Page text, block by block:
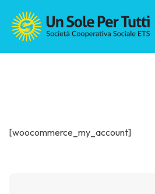
[woocommerce_my_account]